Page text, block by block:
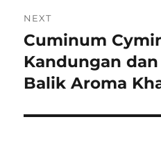
NEXT
Next
post:
Cuminum
Kandungan
Balik Aroma